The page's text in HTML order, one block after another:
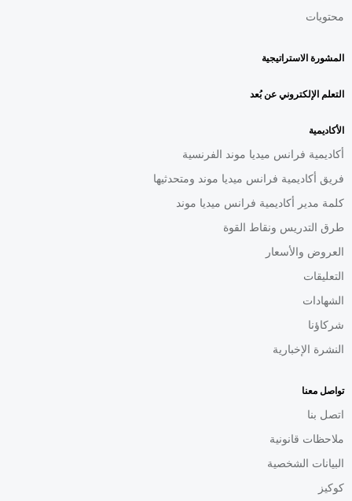
محتويات
المشورة الاستراتيجية
التعلم الإلكتروني عن بُعد
الأكاديمية
أكاديمية فرانس ميديا موند الفرنسية
فريق أكاديمية فرانس ميديا موند ومتحدثيها
كلمة مدير أكاديمية فرانس ميديا موند
طرق التدريس ونقاط القوة
العروض والأسعار
التعليقات
الشهادات
شركاؤنا
النشرة الإخبارية
تواصل معنا
اتصل بنا
ملاحظات قانونية
البيانات الشخصية
كوكيز